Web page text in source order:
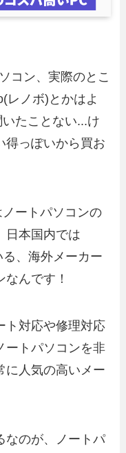
コン、実際のとこ
レノボ)とかはよ
たことない...け
得っぽいから買お
ートパソコンの
日本国内では
、海外メーカー
んです！
ト対応や修理対応
ートパソコンを非
に人気の高いメー
なのが、ノートパ